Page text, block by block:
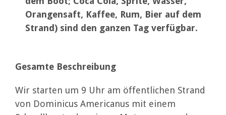
Orangensaft, Kaffee, Rum, Bier auf dem
Strand) sind den ganzen Tag verfügbar.
Gesamte Beschreibung
Wir starten um 9 Uhr am öffentlichen Strand
von Dominicus Americanus mit einem